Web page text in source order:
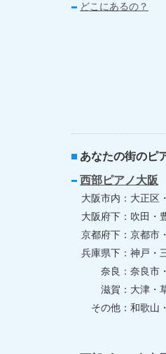
どこにあるの？
あなたの街のピ
西部ピアノ大阪
大阪市内
大正区
大阪府下
吹田・
京都府下
京都市
兵庫県下
神戸・
奈良
奈良市
滋賀
大津・
その他
和歌山